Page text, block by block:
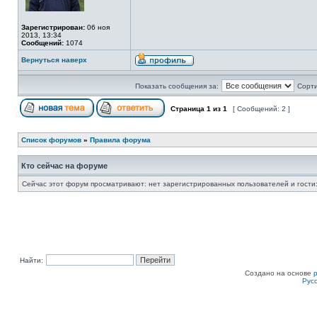
Зарегистрирован: 06 ноя
2013, 13:34
Сообщений: 1074
Вернуться наверх
Показать сообщения за:
Страница 1 из 1 [ Сообщений: 2 ]
Список форумов » Правила форума
Кто сейчас на форуме
Сейчас этот форум просматривают: нет зарегистрированных пользователей и
Найти:
Создано на основе